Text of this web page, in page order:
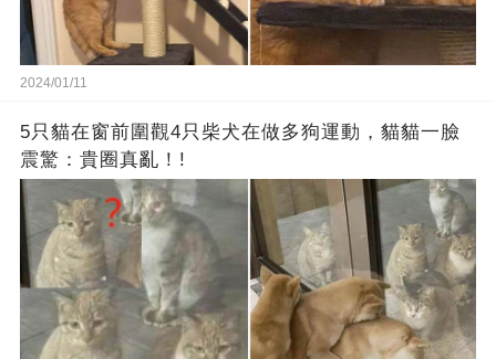
2024/01/11
5只貓在窗前圍觀4只柴犬在做多狗運動，貓貓一臉
震驚：貴圈真亂！!